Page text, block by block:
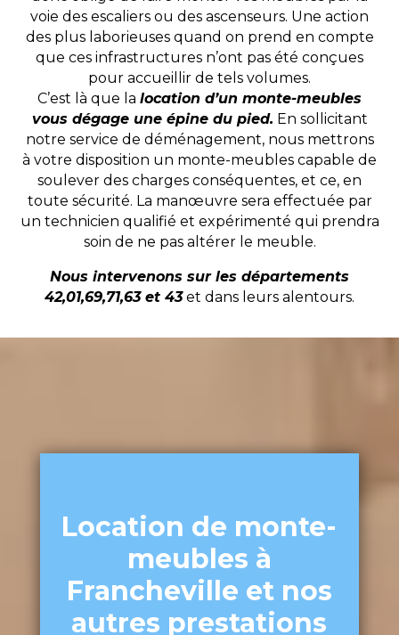
voie des escaliers ou des ascenseurs. Une action
des plus laborieuses quand on prend en compte
que ces infrastructures n’ont pas été conçues
pour accueillir de tels volumes.
C’est là que la location d’un monte-meubles
vous dégage une épine du pied. En sollicitant
notre service de déménagement, nous mettrons
à votre disposition un monte-meubles capable de
soulever des charges conséquentes, et ce, en
toute sécurité. La manœuvre sera effectuée par
un technicien qualifié et expérimenté qui prendra
soin de ne pas altérer le meuble.
Nous intervenons sur les départements
42,01,69,71,63 et 43et dans leurs alentours.
Location de monte-
meubles à
Francheville et nos
autres prestations